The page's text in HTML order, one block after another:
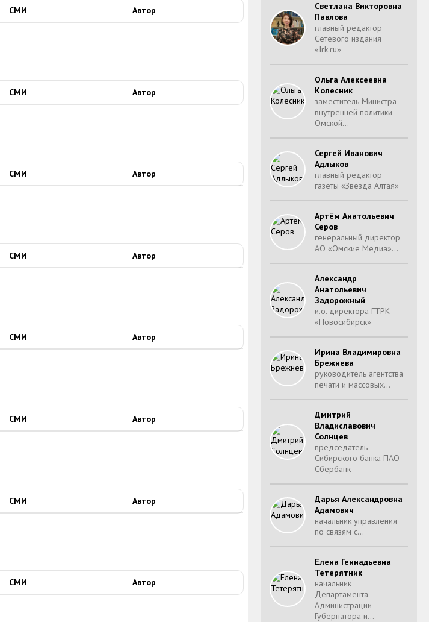
Светлана Викторовна
Павлова
главный редактор
Сетевого издания
«Irk.ru»
Ольга Алексеевна
Колесник
заместитель Министра
внутренней политики
Омской…
Сергей Иванович
Адлыков
главный редактор
газеты «Звезда Алтая»
Артём Анатольевич
Серов
генеральный директор
АО «Омские Медиа»…
Александр
Анатольевич
Задорожный
и.о. директора ГТРК
«Новосибирск»
Ирина Владимировна
Брежнева
руководитель агентства
печати и массовых…
Дмитрий
Владиславович
Солнцев
председатель
Сибирского банка ПАО
Сбербанк
Дарья Александровна
Адамович
начальник управления
по связям с…
Елена Геннадьевна
Тетерятник
начальник
Департамента
Администрации
Губернатора и…
СМИ Автор
СМИ Автор
СМИ Автор
СМИ Автор
СМИ Автор
СМИ Автор
СМИ Автор
СМИ Автор